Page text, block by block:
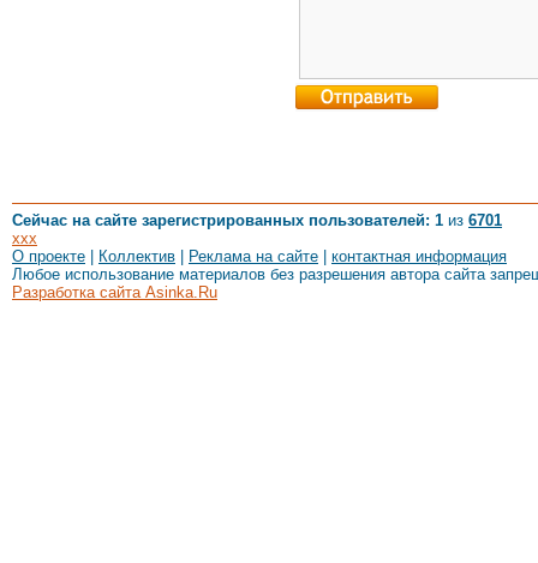
Сейчас на сайте зарегистрированных пользователей: 1 из 6701
xxx
О проекте
Коллектив Реклама на сайте
контактная информация
Любое использование материалов без разрешения автора сайта
Разработка сайта Asinka.Ru